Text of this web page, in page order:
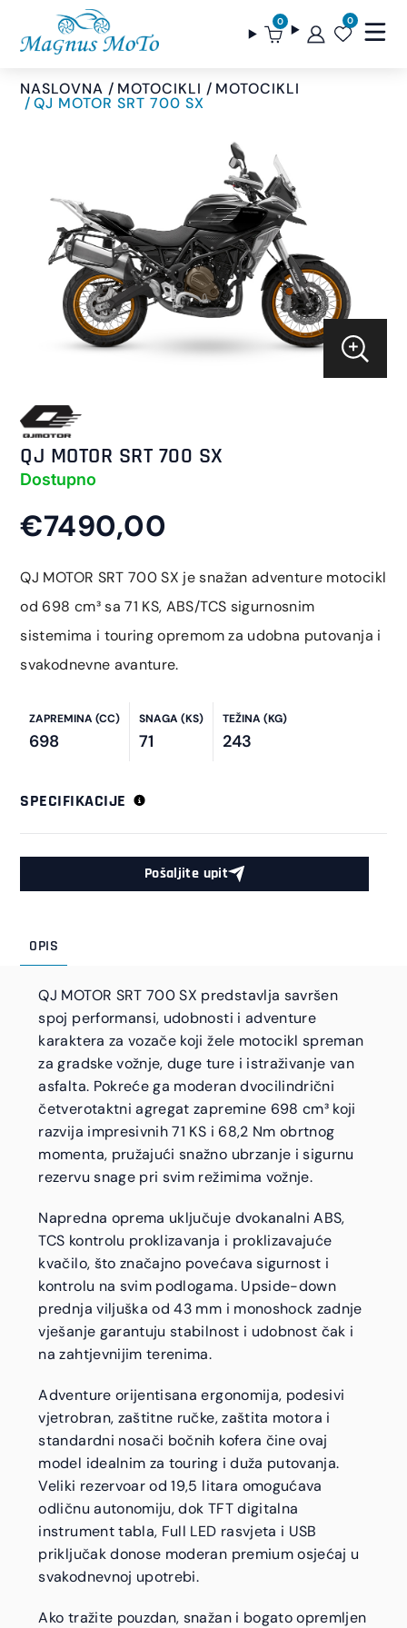
0 0
NASLOVNA MOTOCIKLI MOTOCIKLI
QJ MOTOR SRT 700 SX
QJ MOTOR SRT 700 SX
Dostupno
€7490,00
QJ MOTOR SRT 700 SX je snažan adventure motocikl
od 698 cm³ sa 71 KS, ABS/TCS sigurnosnim
sistemima i touring opremom za udobna putovanja i
svakodnevne avanture.
ZAPREMINA (CC)
698
SNAGA (KS)
71
TEŽINA (KG)
243
SPECIFIKACIJE
Pošaljite upit
OPIS
QJ MOTOR SRT 700 SX predstavlja savršen
spoj performansi, udobnosti i adventure
karaktera za vozače koji žele motocikl spreman
za gradske vožnje, duge ture i istraživanje van
asfalta. Pokreće ga moderan dvocilindrični
četverotaktni agregat zapremine 698 cm³ koji
razvija impresivnih 71 KS i 68,2 Nm obrtnog
momenta, pružajući snažno ubrzanje i sigurnu
rezervu snage pri svim režimima vožnje.
Napredna oprema uključuje dvokanalni ABS,
TCS kontrolu proklizavanja i proklizavajuće
kvačilo, što značajno povećava sigurnost i
kontrolu na svim podlogama. Upside-down
prednja viljuška od 43 mm i monoshock zadnje
vješanje garantuju stabilnost i udobnost čak i
na zahtjevnijim terenima.
Adventure orijentisana ergonomija, podesivi
vjetrobran, zaštitne ručke, zaštita motora i
standardni nosači bočnih kofera čine ovaj
model idealnim za touring i duža putovanja.
Veliki rezervoar od 19,5 litara omogućava
odličnu autonomiju, dok TFT digitalna
instrument tabla, Full LED rasvjeta i USB
priključak donose moderan premium osjećaj u
svakodnevnoj upotrebi.
Ako tražite pouzdan, snažan i bogato opremljen